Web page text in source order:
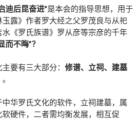
迪后昆奋进”是本会的指导思想，用于
露》作者罗大经之父罗茂良与从祀
《罗氏族谱》罗从彦等宗彦的千年
而不晦”？
要有三大部分： 修谱、立祠、建墓
。
华罗氏文化的软件，立祠建墓，属
硬件，二者需均衡发展，相互促